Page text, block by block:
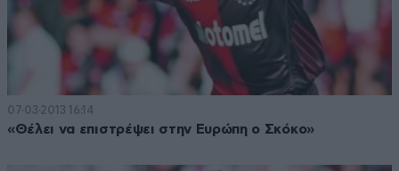
07·03·2013 16:14
«Θέλει να επιστρέψει στην Ευρώπη ο Σκόκο»